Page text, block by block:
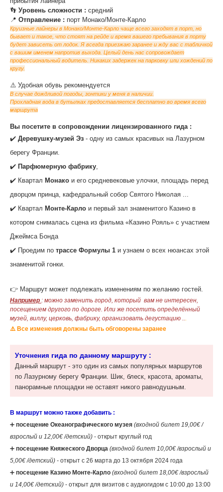
‌👣 Уровень сложности : средний
‌📍 Отправление : порт Монако/Монте-Карло
Круизные лайнеры в Монако/Монте-Карло чаще всего заходят в порт, но
бывает и такое, что стоят на рейде и время вашего пребывания в порту
будет зависеть от лодок. Я всегда приезжаю заранее и жду вас с табличкой
с вашим именем напротив выхода. Целый день нас сопровождает
профессиональный водитель. Никаких задержек на парковку или хождений по
кругу.
‌⚠️ Удобная обувь рекомендуется
В случае дождливой погоды, зонтики у меня в наличии.
Прохладная вода в бутылках предоставляется бесплатно во время всего
маршрута
‌‌Вы посетите в сопровождении лицензированного гида :
✔️ Деревушку-музей Эз - одну из самых красивых на Лазурном
берегу Франции.
✔️ Парфюмерную фабрику,
✔️ Квартал Монако и его средневековые улочки, площадь перед
дворцом принца, кафедральный собор Святого Николая ...
✔️ Квартал Монте-Карло и первый зал знаменитого Казино в
котором снималась сцена из фильма «Казино Рояль» с участием
Джеймса Бонда
✔️ Проедим по трассе Формулы 1 и узнаем о всех нюансах этой
знаменитой гонки.
👉 Маршрут может подлежать изменениям по желанию гостей.
Например : можно заменить город, который вам не интересен,
посещением другого по дороге. Или же посетить определённый
музей, виллу, церковь, фабрику, организовать дегустацию ...
⚠️ Все изменения должны быть обговорены заранее
Уточнения гида по данному маршруту :
Данный маршрут - это один из самых популярных маршрутов
по Лазурному берегу Франции. Шик, блеск, красота, ароматы,
панорамные площадки не оставят никого равнодушным.
В маршрут можно также добавить :
‌➕ посещение Океанографического музея (входной билет 19,00€ /
взрослый и 12,00€ /детский) - открыт круглый год
➕ посещение Княжеского Дворца (входной билет 10,00€ /взрослый и
5,00€ /детский) - открыт с 26 марта до 13 октября 2024 года
➕ посещение Казино Монте-Карло (входной билет 18,00€ /взрослый
и 14,00€ /детский) - открыт для визитов с аудиогидом с 10:00 до 13:00